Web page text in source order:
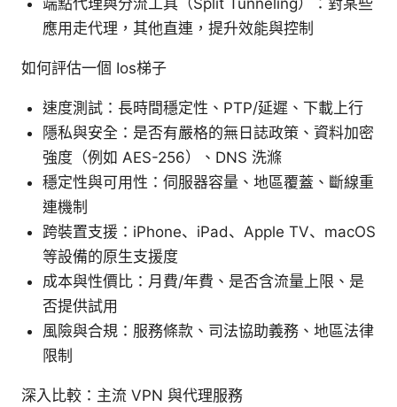
應用走代理，其他直連，提升效能與控制
如何評估一個 Ios梯子
速度測試：長時間穩定性、PTP/延遲、下載上行
隱私與安全：是否有嚴格的無日誌政策、資料加密
強度（例如 AES-256）、DNS 洗滌
穩定性與可用性：伺服器容量、地區覆蓋、斷線重
連機制
跨裝置支援：iPhone、iPad、Apple TV、macOS
等設備的原生支援度
成本與性價比：月費/年費、是否含流量上限、是
否提供試用
風險與合規：服務條款、司法協助義務、地區法律
限制
深入比較：主流 VPN 與代理服務